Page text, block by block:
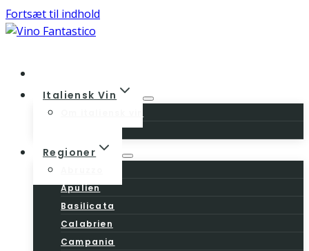
Fortsæt til indhold
Italiensk Vin
Regioner
Apulien
Basilicata
Calabrien
Campania